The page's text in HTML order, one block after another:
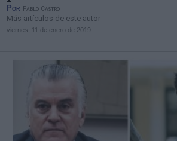
Por Pablo Castro
Más artículos de este autor
viernes, 11 de enero de 2019